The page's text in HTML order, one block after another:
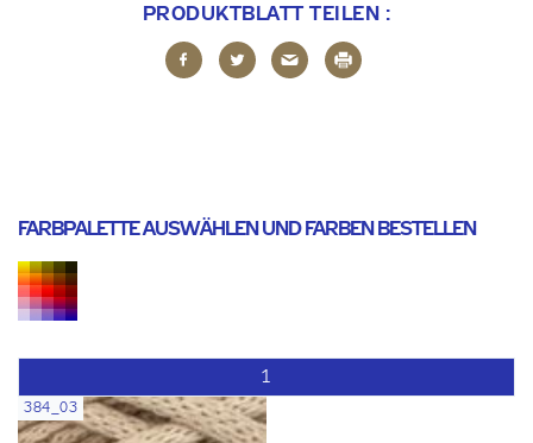
PRODUKTBLATT TEILEN :
FARBPALETTE AUSWÄHLEN UND FARBEN BESTELLEN
1
384_03